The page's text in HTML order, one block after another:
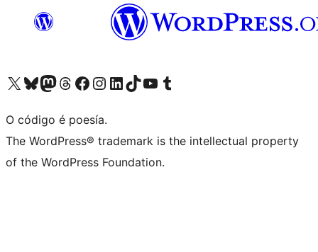
Visita la cuenta de X (anteriormente Twitter)
Visita a nosa conta de Bluesky
Visita a nosa conta de Mastodon
Visita a nosa conta de Threads
Visita a nosa páxina de Facebook
Visita a nosa conta de Instagram
Visita a nosa conta de LinkedIn
Visita a nosa conta de TikTok
Visita a nosa canle de YouTube
Visita a nosa conta de Tumblr
O código é poesía.
The WordPress® trademark is the intellectual property
of the WordPress Foundation.